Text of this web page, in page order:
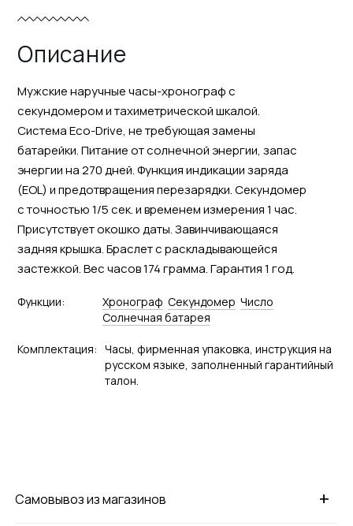
Описание
Мужские наручные часы-хронограф с
секундомером и тахиметрической шкалой.
Система Eco-Drive, не требующая замены
батарейки. Питание от солнечной энергии, запас
энергии на 270 дней. Функция индикации заряда
(EOL) и предотвращения перезарядки. Секундомер
с точностью 1/5 сек. и временем измерения 1 час.
Присутствует окошко даты. Завинчивающаяся
задняя крышка. Браслет с раскладывающейся
застежкой. Вес часов 174 грамма. Гарантия 1 год.
Функции: Хронограф Секундомер Число
Солнечная батарея
Комплектация: Часы, фирменная упаковка, инструкция на
русском языке, заполненный гарантийный
талон.
+
Самовывоз из магазинов